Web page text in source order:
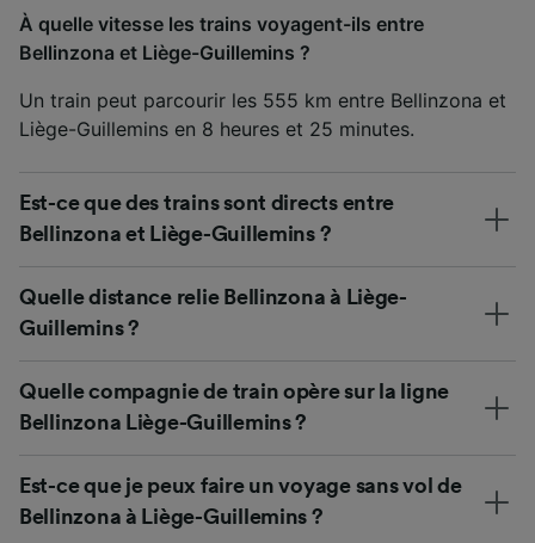
À quelle vitesse les trains voyagent-ils entre
Bellinzona et Liège-Guillemins ?
Un train peut parcourir les 555 km entre Bellinzona et
Liège-Guillemins en 8 heures et 25 minutes.
Est-ce que des trains sont directs entre
Bellinzona et Liège-Guillemins ?
Quelle distance relie Bellinzona à Liège-
Guillemins ?
Quelle compagnie de train opère sur la ligne
Bellinzona Liège-Guillemins ?
Est-ce que je peux faire un voyage sans vol de
Bellinzona à Liège-Guillemins ?